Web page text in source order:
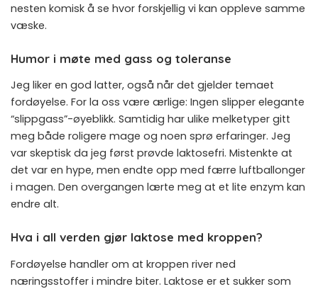
nesten komisk å se hvor forskjellig vi kan oppleve samme
væske.
Humor i møte med gass og toleranse
Jeg liker en god latter, også når det gjelder temaet
fordøyelse. For la oss være ærlige: Ingen slipper elegante
“slippgass”-øyeblikk. Samtidig har ulike melketyper gitt
meg både roligere mage og noen sprø erfaringer. Jeg
var skeptisk da jeg først prøvde laktosefri. Mistenkte at
det var en hype, men endte opp med færre luftballonger
i magen. Den overgangen lærte meg at et lite enzym kan
endre alt.
Hva i all verden gjør laktose med kroppen?
Fordøyelse handler om at kroppen river ned
næringsstoffer i mindre biter. Laktose er et sukker som